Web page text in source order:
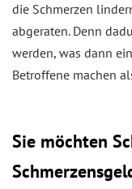
die Schmerzen
abgeraten. Denn
werden, was dann
Betroffene machen
Sie möchten